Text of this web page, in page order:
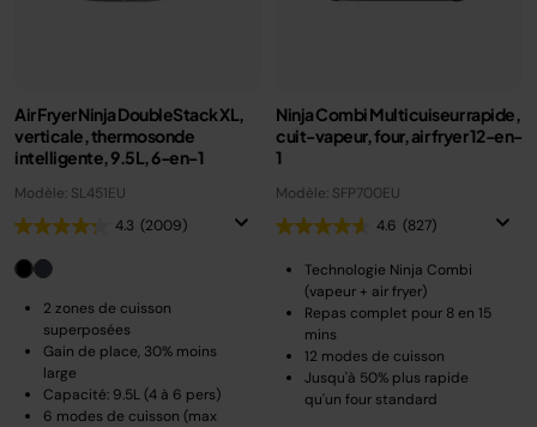
Air Fryer Ninja DoubleStack XL,
verticale, thermosonde
intelligente, 9.5L, 6-en-1
Modèle: SL451EU
4.3 (2009)
2 zones de cuisson
superposées
Gain de place, 30% moins
large
Capacité: 9.5L (4 à 6 pers)
6 modes de cuisson (max
Ninja Combi Multicuiseur rapide,
cuit-vapeur, four, air fryer 12-en-
1
Modèle: SFP700EU
4.6 (827)
Technologie Ninja Combi
(vapeur + air fryer)
Repas complet pour 8 en 15
mins
12 modes de cuisson
Jusqu'à 50% plus rapide
qu'un four standard